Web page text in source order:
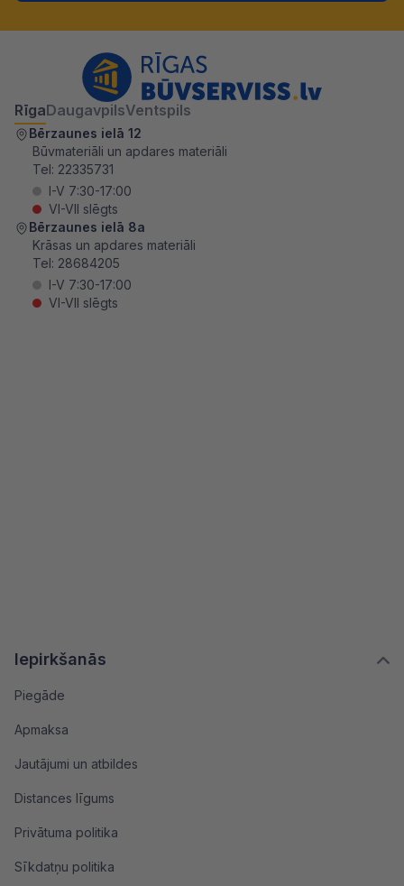
Iepirkšanās
Piegāde
Apmaksa
Jautājumi un atbildes
Distances līgums
Privātuma politika
Sīkdatņu politika
RīgaDaugavpilsVentspils
Bērzaunes ielā 12
Būvmateriāli un apdares materiāli
Tel: 22335731
I-V 7:30-17:00
VI-VII slēgts
Bērzaunes ielā 8a
Krāsas un apdares materiāli
Tel: 28684205
I-V 7:30-17:00
VI-VII slēgts